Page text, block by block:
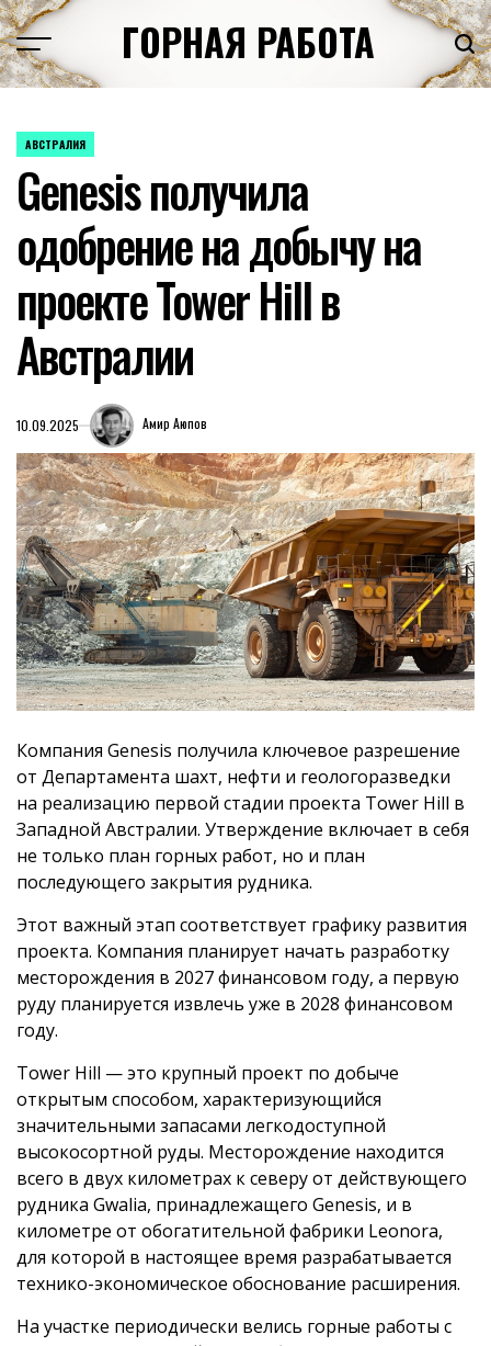
Перейти
к
содержимому
ГОРНАЯ РАБОТА
ОПУБЛИКОВАНО
АВСТРАЛИЯ
Genesis получила
одобрение на добычу на
проекте Tower Hill в
Австралии
10.09.2025 Амир Аюпов
Компания Genesis получила ключевое разрешение
от Департамента шахт, нефти и геологоразведки
на реализацию первой стадии проекта Tower Hill в
Западной Австралии. Утверждение включает в себя
не только план горных работ, но и план
последующего закрытия рудника.
Этот важный этап соответствует графику развития
проекта. Компания планирует начать разработку
месторождения в 2027 финансовом году, а первую
руду планируется извлечь уже в 2028 финансовом
году.
Tower Hill — это крупный проект по добыче
открытым способом, характеризующийся
значительными запасами легкодоступной
высокосортной руды. Месторождение находится
всего в двух километрах к северу от действующего
рудника Gwalia, принадлежащего Genesis, и в
километре от обогатительной фабрики Leonora,
для которой в настоящее время разрабатывается
технико-экономическое обоснование расширения.
На участке периодически велись горные работы с